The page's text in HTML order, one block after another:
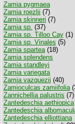
Zamia pygmaea
Zamia roezlii (7)
Zamia skinneri (7)
Zamia sp. (37)
Zamia sp. Tilloo Cay (1)
Zamia sp. Vinales (5)
Zamia spartea(18)
Zamia splendens
Zamia standleyi
Zamia variegata
Zamia vazquezii (40)
Zamioculcas zamiifolia
Zannichellia palustris (7)
Zantedeschia aethiopica
Zantedeschia
Zantedeschia elliottiana